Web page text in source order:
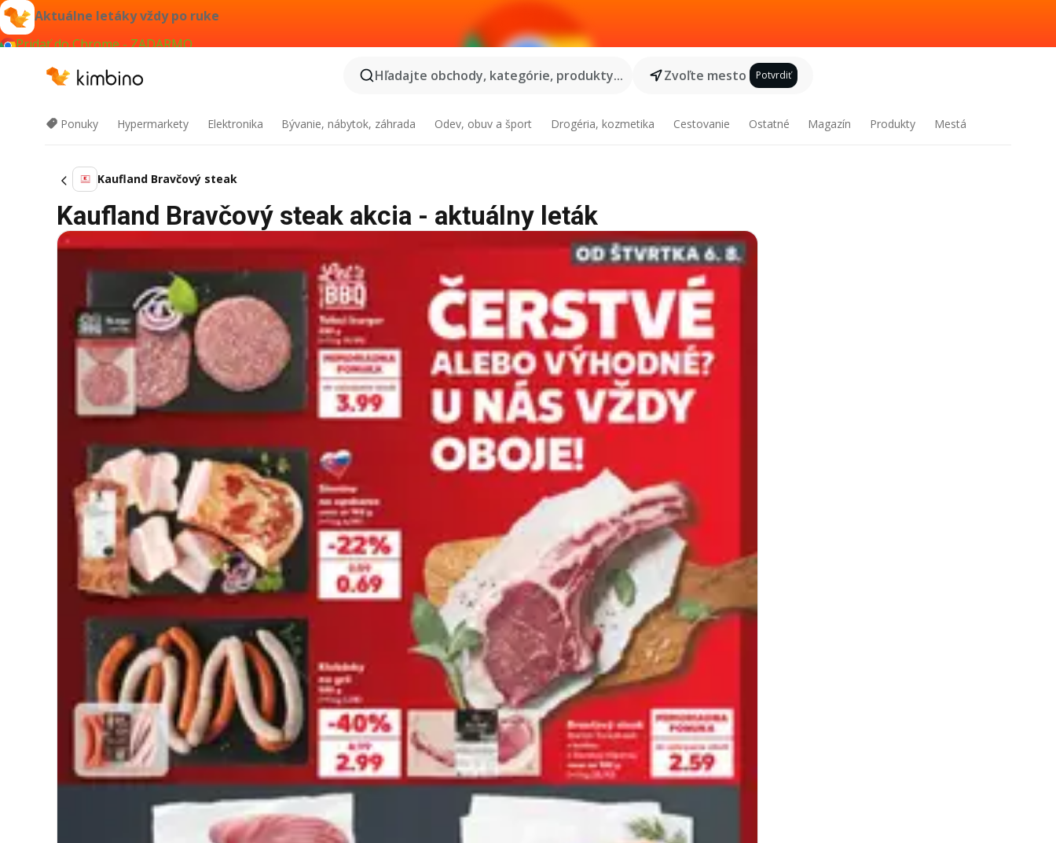
Aktuálne letáky vždy po ruke
Pridať do Chrome - ZADARMO
Hľadajte obchody, kategórie, produkty...
Zvoľte mesto Potvrdiť
Ponuky Hypermarkety Elektronika Bývanie, nábytok, záhrada Odev, obuv a šport Drogéria, kozmetika Cestovanie Ostatné Magazín Produkty Mestá
Kaufland Bravčový steak
Kaufland Bravčový steak akcia - aktuálny leták